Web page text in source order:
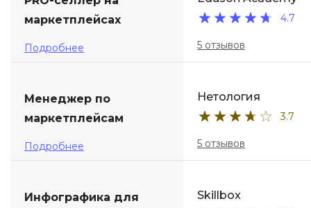
маркетплейсах
Подробнее
4.7
5 отзывов
Менеджер по
маркетплейсам
Подробнее
Нетология
3.7
5 отзывов
Инфографика для
Skillbox